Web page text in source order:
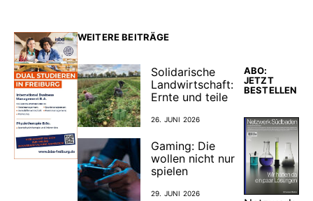
WEITERE BEITRÄGE
Solidarische
Landwirtschaft:
Ernte und teile
26. JUNI 2026
Gaming: Die
wollen nicht nur
spielen
29. JUNI 2026
ABO:
JETZT
BESTELLEN